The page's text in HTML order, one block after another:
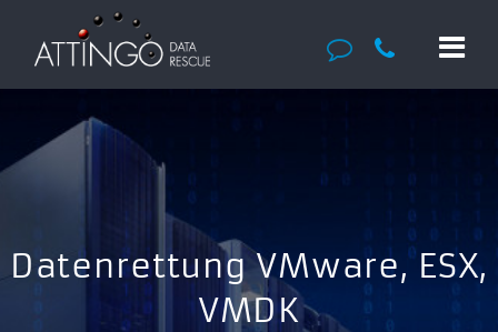
Datenrettung VMware, ESX,
VMDK